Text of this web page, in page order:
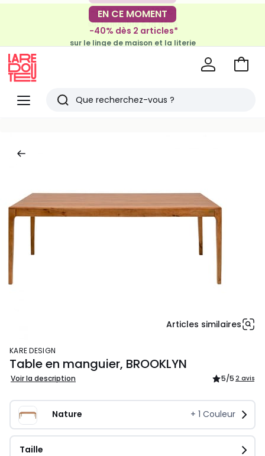
-30€ tous les 100€*
sur le meuble & la déco
EN CE MOMENT
-40% dès 2 articles*
sur le linge de maison et la literie
Menu
Redoute
Rechercher
Voir
Articles similaires
KARE DESIGN
Table en manguier, BROOKLYN
Voir la description 5/5 2 avis
Nature + 1 Couleur
Taille